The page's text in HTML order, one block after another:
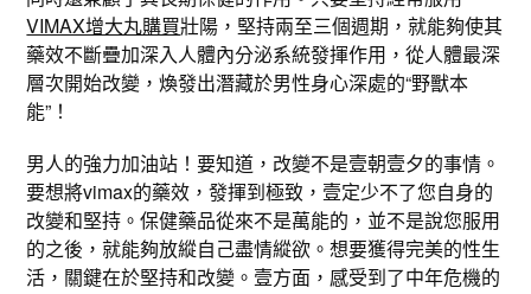
VIMAX增大丸購買壯陽，堅持兩至三個週期，就能夠使其
藥效不斷疊加深入人體內分泌系統發揮作用，從人體最深
層次開始改變，煥發出潛藏於男性身心深處的“野獸本
能”！
男人的強力加油站！要知道，改變不是壹朝壹夕的事情。
要想將vimax的藥效，發揮到極致，壹定少不了您自身的
改變和堅持。保健藥品從來不是萬能的，並不是說您服用
的之後，就能夠放縱自己盡情縱欲。想要獲得完美的性生
活，關鍵在於堅持和改變。壹方面，感受到了中年危機的